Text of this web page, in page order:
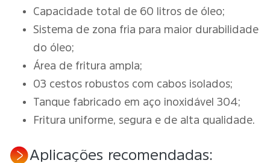
Capacidade total de 60 litros de óleo;
Sistema de zona fria para maior durabilidade
do óleo;
Área de fritura ampla;
03 cestos robustos com cabos isolados;
Tanque fabricado em aço inoxidável 304;
Fritura uniforme, segura e de alta qualidade.
Aplicações recomendadas: